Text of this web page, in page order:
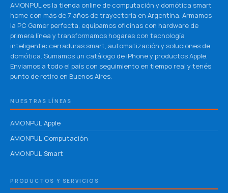
AMONPUL es la tienda online de computación y domótica smart
home con más de 7 años de trayectoria en Argentina. Armamos
la PC Gamer perfecta, equipamos oficinas con hardware de
primera línea y transformamos hogares con tecnología
inteligente: cerraduras smart, automatización y soluciones de
domótica. Sumamos un catálogo de iPhone y productos Apple.
Enviamos a todo el país con seguimiento en tiempo real y tenés
punto de retiro en Buenos Aires.
NUESTRAS LÍNEAS
AMONPUL Apple
AMONPUL Computación
AMONPUL Smart
PRODUCTOS Y SERVICIOS